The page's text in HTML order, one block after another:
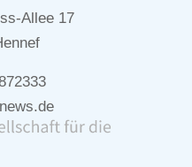
Allee 17